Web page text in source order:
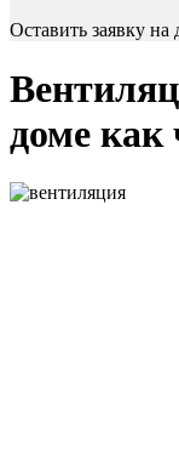
Оставить заявку
доме как